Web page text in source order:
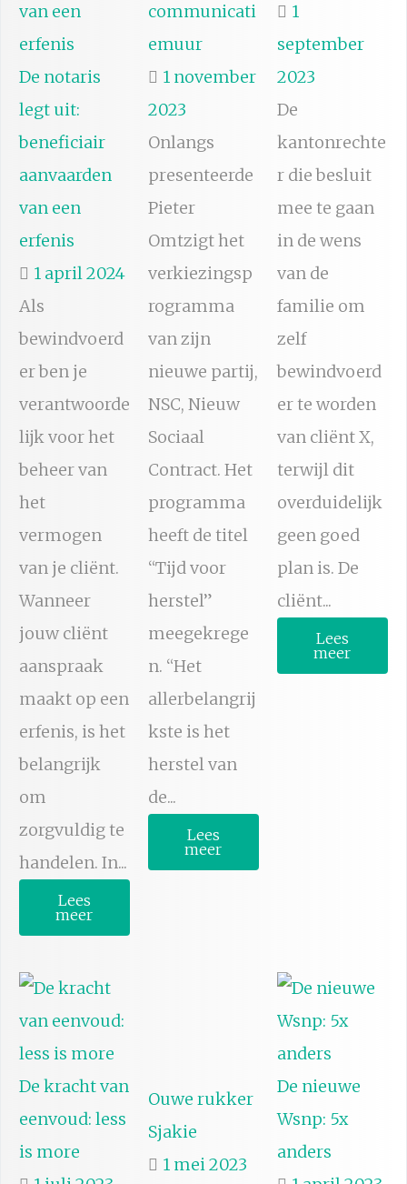
De notaris
legt uit:
beneficiair
aanvaarden
van een
erfenis
1 april 2024
Als
bewindvoerd
er ben je
verantwoorde
lijk voor het
beheer van
het
vermogen
van je cliënt.
Wanneer
jouw cliënt
aanspraak
maakt op een
erfenis, is het
belangrijk
om
zorgvuldig te
handelen. In...
Lees
meer
communicati
emuur
1 november
2023
Onlangs
presenteerde
Pieter
Omtzigt het
verkiezingsp
rogramma
van zijn
nieuwe partij,
NSC, Nieuw
Sociaal
Contract. Het
programma
heeft de titel
“Tijd voor
herstel”
meegekrege
n. “Het
allerbelangrij
kste is het
herstel van
de...
Lees
meer
1
september
2023
De
kantonrechte
r die besluit
mee te gaan
in de wens
van de
familie om
zelf
bewindvoerd
er te worden
van cliënt X,
terwijl dit
overduidelijk
geen goed
plan is. De
cliënt...
Lees
meer
De kracht van
eenvoud: less
is more
Ouwe rukker
Sjakie
1 mei 2023
De nieuwe
Wsnp: 5x
anders